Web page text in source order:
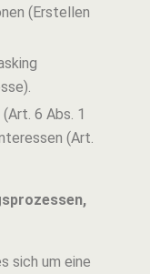
(Erstellen
6 Abs. 1
(Art.
sich um eine